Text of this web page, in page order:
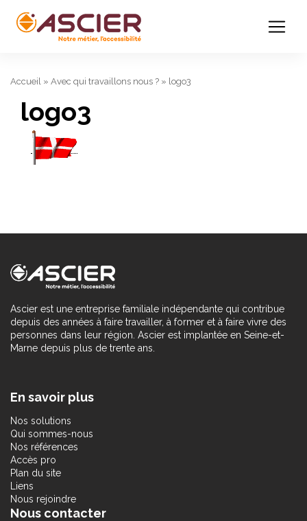
Accueil » Avec qui travaillons nous ? » logo3
logo3
Ascier est une entreprise familiale indépendante qui contribue
depuis des années à faire travailler, à former et à faire vivre des
personnes dans leur région. Ascier est implantée en Seine-et-
Marne depuis plus de trente ans.
En savoir plus
Nos solutions
Qui sommes-nous
Nos références
Accès pro
Plan du site
Liens
Nous rejoindre
Nous contacter